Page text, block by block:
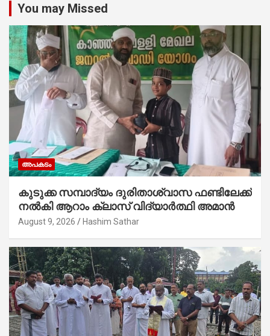
You may Missed
അപകടം
കുടുക്ക സമ്പാദ്യം ദുരിതാശ്വാസ ഫണ്ടിലേക്ക്
നൽകി ആറാം ക്ലാസ് വിദ്യാർത്ഥി അമാൻ
August 9, 2026 Hashim Sathar